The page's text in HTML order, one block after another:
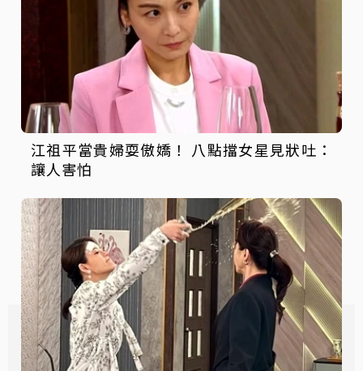
江祖平當貴婦耍傲嬌！ 八點擋女星見狀吐：
讓人害怕